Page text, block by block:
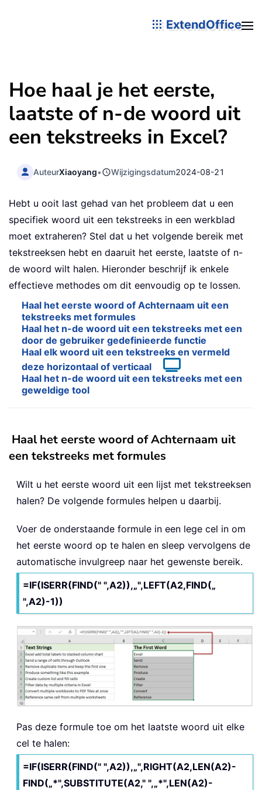
ExtendOffice
Hoe haal je het eerste,
laatste of n-de woord uit
een tekstreeks in Excel?
AuteurXiaoyang• Wijzigingsdatum2024-08-21
Hebt u ooit last gehad van het probleem dat u een
specifiek woord uit een tekstreeks in een werkblad
moet extraheren? Stel dat u het volgende bereik met
tekstreeksen hebt en daaruit het eerste, laatste of n-
de woord wilt halen. Hieronder beschrijf ik enkele
effectieve methodes om dit eenvoudig op te lossen.
Haal het eerste woord of Achternaam uit een
tekstreeks met formules
Haal het n-de woord uit een tekstreeks met een
door de gebruiker gedefinieerde functie
Haal elk woord uit een tekstreeks en vermeld
deze horizontaal of verticaal
Haal het n-de woord uit een tekstreeks met een
geweldige tool
Haal het eerste woord of Achternaam uit
een tekstreeks met formules
Wilt u het eerste woord uit een lijst met tekstreeksen
halen? De volgende formules helpen u daarbij.
Voer de onderstaande formule in een lege cel in om
het eerste woord op te halen en sleep vervolgens de
automatische invulgreep naar het gewenste bereik.
=IF(ISERR(FIND(" ",A2)),„",LEFT(A2,FIND(„
",A2)-1))
Pas deze formule toe om het laatste woord uit elke
cel te halen:
=IF(ISERR(FIND(" ",A2)),„",RIGHT(A2,LEN(A2)-
FIND(„*",SUBSTITUTE(A2," ",„*",LEN(A2)-